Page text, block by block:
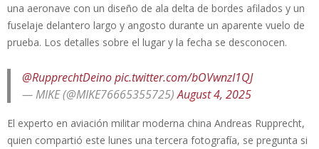
una aeronave con un diseño de ala delta de bordes afilados y un
fuselaje delantero largo y angosto durante un aparente vuelo de
prueba. Los detalles sobre el lugar y la fecha se desconocen.
@RupprechtDeinopic.twitter.com/bOVwnzI1QJ
— MIKE (@MIKE76665355725)August 4, 2025
El experto en aviación militar moderna china Andreas Rupprecht,
quien compartió este lunes una tercera fotografía, se pregunta si